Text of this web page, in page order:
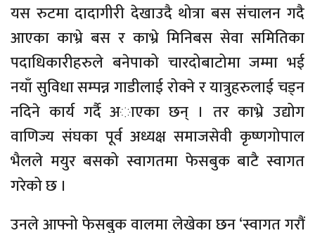
यस रुटमा दादागीरी देखाउदै थोत्रा बस संचालन गदै
आएका काभ्रे बस र काभ्रे मिनिबस सेवा समितिका
पदाधिकारीहरुले बनेपाको चारदोबाटोमा जम्मा भई
नयाँ सुविधा सम्पन्न गाडीलाई रोक्ने र यात्रुहरुलाई चड्न
नदिने कार्य गर्दै अाएका छन् । तर काभ्रे उद्योग
वाणिज्य संघका पूर्व अध्यक्ष समाजसेवी कृष्णगोपाल
भैलले मयुर बसको स्वागतमा फेसबुक बाटै स्वागत
गरेको छ ।
उनले आफ्नो फेसबुक वालमा लेखेका छन ‘स्वागत गरौं